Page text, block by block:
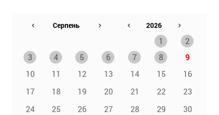
1
2
3
4 5 6 7 8
9
10
11 12 13 14 15
16
17
18 19 20 21 22
23
24
25 26 27 28 29
30